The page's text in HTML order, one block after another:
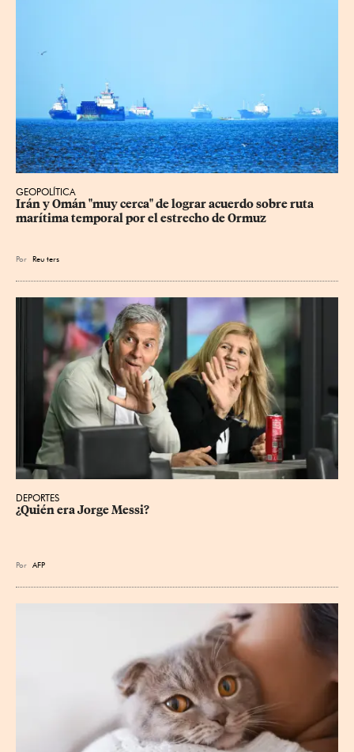
GEOPOLÍTICA
Irán y Omán "muy cerca" de lograr acuerdo sobre ruta
marítima temporal por el estrecho de Ormuz
Por Reu ters
DEPORTES
¿Quién era Jorge Messi?
Por AFP